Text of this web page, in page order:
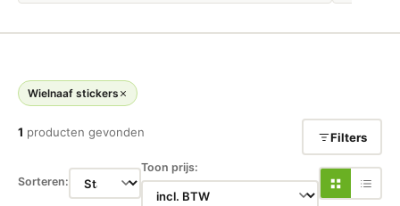
Wielnaaf stickers
1 producten gevonden Filters
Sorteren:
Toon prijs: